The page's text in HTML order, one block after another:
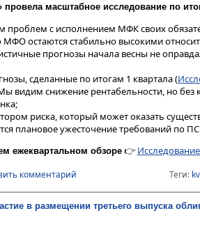
провела масштабное исследование по
с исполнением МФК своих
остаются стабильно высокими
прогнозы начала весны не
сделанные по итогам 1 квартала (
видим снижение рентабельности, но без
риска, который может оказать
плановое ужесточение требований по
ежеквартальном обзоре 👉
комментарий Теги:
в размещении третьего выпуска